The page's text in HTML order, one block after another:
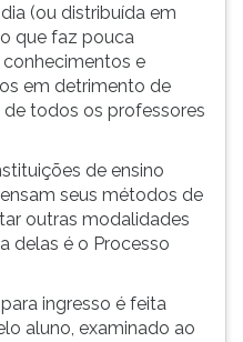
(ou distribuída em
que faz pouca
e
em detrimento de
todos os professores
de ensino
seus métodos de
outras modalidades
delas é o Processo
ingresso é feita
aluno, examinado ao